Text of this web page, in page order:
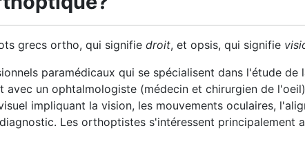
grecs ortho, qui signifie droit, et opsis, qui signifie
paramédicaux qui se spécialisent dans l'étude
avec un ophtalmologiste (médecin et chirurgien de
impliquant la vision, les mouvements oculaires,
Les orthoptistes s'intéressent principalement